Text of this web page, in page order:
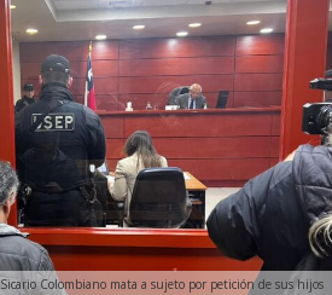
Sicario Colombiano mata a sujeto por petición de sus hijos